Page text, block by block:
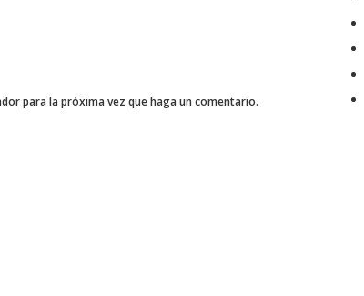
para la próxima vez que haga un comentario.